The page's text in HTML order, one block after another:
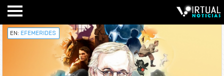
EN: EFEMERIDES